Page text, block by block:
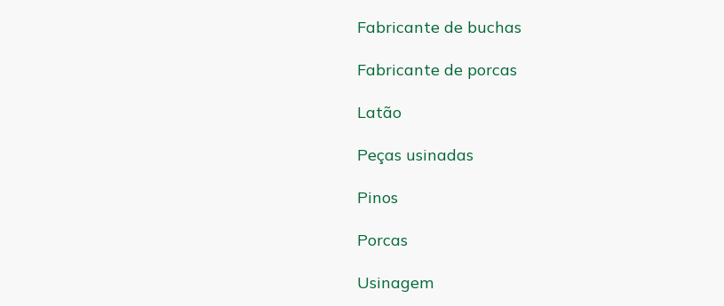
Fabricante de buchas
Fabricante de porcas
Latão
Peças usinadas
Pinos
Porcas
Usinagem